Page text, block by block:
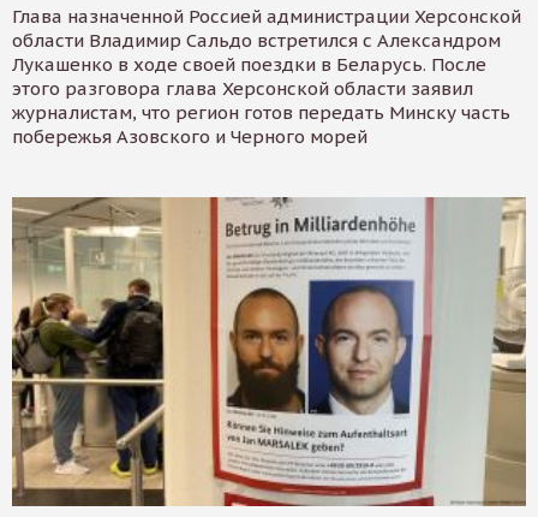
Глава назначенной Россией администрации Херсонской
области Владимир Сальдо встретился с Александром
Лукашенко в ходе своей поездки в Беларусь. После
этого разговора глава Херсонской области заявил
журналистам, что регион готов передать Минску часть
побережья Азовского и Черного морей